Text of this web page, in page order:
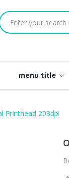
menu title
Printhead 203dpi